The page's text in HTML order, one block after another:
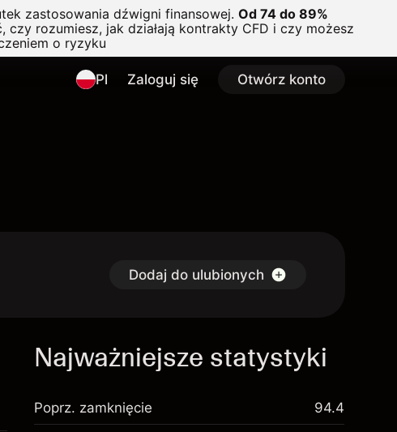
zastosowania dźwigni finansowej. Od 74 do 89%
czy rozumiesz, jak działają kontrakty CFD i czy możesz
o ryzyku
Pl Zaloguj się Otwórz konto
Dodaj do ulubionych
Najważniejsze statystyki
Poprz. zamknięcie 94.4